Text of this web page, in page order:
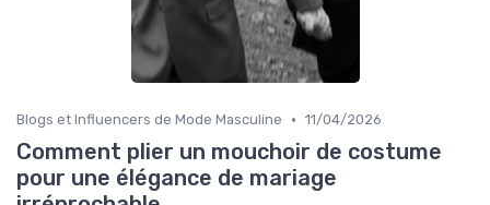
Blogs et Influencers de Mode Masculine • 11/04/2026
Comment plier un mouchoir de costume
pour une élégance de mariage